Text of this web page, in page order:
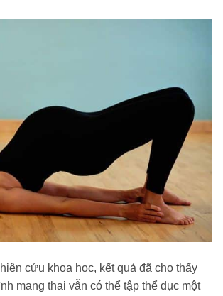
cứu khoa học, kết quả đã cho thấy
mang thai vẫn có thể tập thể dục một